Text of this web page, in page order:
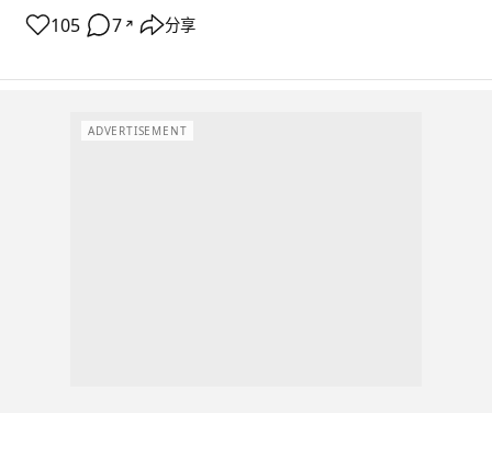
105 7 ↗ 分享
ADVERTISEMENT